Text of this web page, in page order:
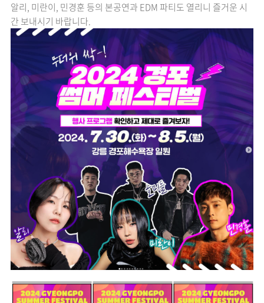
알리, 미란이, 민경훈 등의 본공연과 EDM 파티도 열리니 즐거운 시
간 보내시기 바랍니다.